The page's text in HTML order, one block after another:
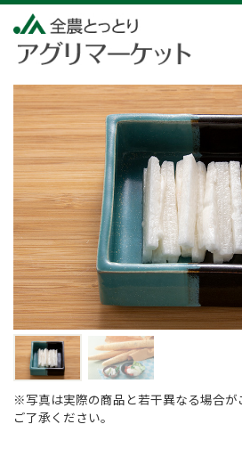
※写真は実際の商品と若干異なる場合が
ご了承ください。